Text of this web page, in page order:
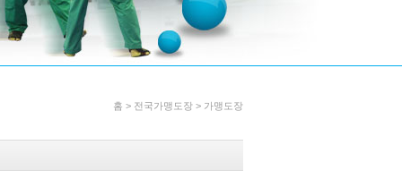
홈 > 전국가맹도장 > 가맹도장